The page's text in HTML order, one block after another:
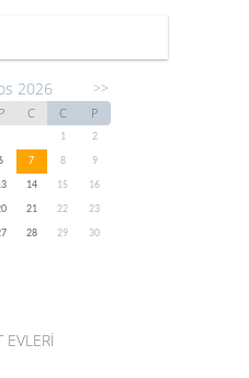
2026 >>
P C C P
1
2
7 8
9
14 15
16
21 22
23
28 29
30
EVLERİ